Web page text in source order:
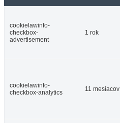
cookielawinfo-
checkbox-
advertisement
1 rok
cookielawinfo-
checkbox-analytics
11 mesiacov